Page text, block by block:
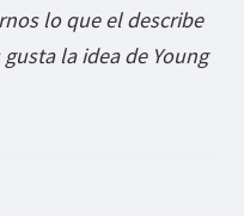
lo que el describe
la idea de Young